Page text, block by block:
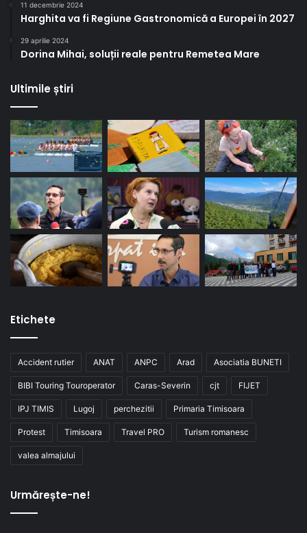
11 decembrie 2024
Harghita va fi Regiune Gastronomică a Europei în 2027
29 aprilie 2024
Dorina Mihai, soluții reale pentru Remetea Mare
Ultimile știri
Etichete
Accident rutier ANAT ANPC Arad Asociatia BUNETI
BIBI Touring Touroperator Caras-Severin cjt FIJET
IPJ TIMIS Lugoj perchezitii Primaria Timisoara
Protest Timisoara Travel PRO Turism romanesc
valea almajului
Urmărește-ne!